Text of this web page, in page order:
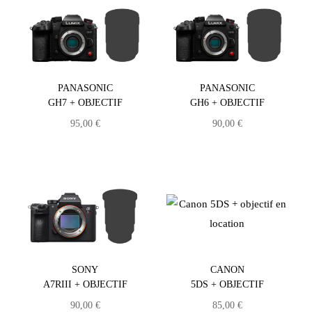
PANASONIC
GH7 + OBJECTIF
95,00 €
PANASONIC
GH6 + OBJECTIF
90,00 €
SONY
A7RIII + OBJECTIF
90,00 €
CANON
5DS + OBJECTIF
85,00 €